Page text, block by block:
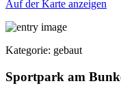
Auf der Karte anzeigen
Kategorie: gebaut
Sportpark am